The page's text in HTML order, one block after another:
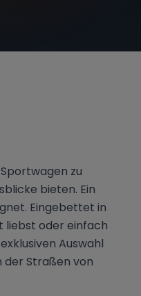
zu
bieten. Ein
Eingebettet in
liebst oder einfach
Auswahl
der Straßen von